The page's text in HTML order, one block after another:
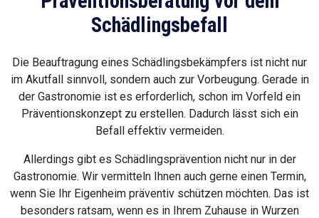
Schädlingsbefall
Die Beauftragung eines Schädlingsbekämpfers ist nicht nur
im Akutfall sinnvoll, sondern auch zur Vorbeugung. Gerade in
der Gastronomie ist es erforderlich, schon im Vorfeld ein
Präventionskonzept zu erstellen. Dadurch lässt sich ein
Befall effektiv vermeiden.
Allerdings gibt es Schädlingsprävention nicht nur in der
Gastronomie. Wir vermitteln Ihnen auch gerne einen Termin,
wenn Sie Ihr Eigenheim präventiv schützen möchten. Das ist
besonders ratsam, wenn es in Ihrem Zuhause in Wurzen